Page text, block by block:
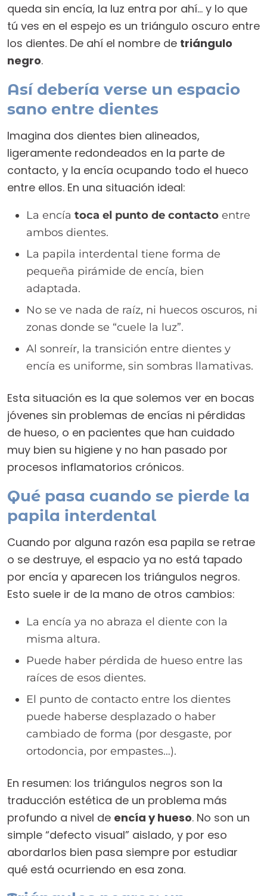
queda sin encía, la luz entra por ahí… y lo que
tú ves en el espejo es un triángulo oscuro entre
los dientes. De ahí el nombre de triángulo
negro.
Así debería verse un espacio
sano entre dientes
Imagina dos dientes bien alineados,
ligeramente redondeados en la parte de
contacto, y la encía ocupando todo el hueco
entre ellos. En una situación ideal:
La encía toca el punto de contacto entre
ambos dientes.
La papila interdental tiene forma de
pequeña pirámide de encía, bien
adaptada.
No se ve nada de raíz, ni huecos oscuros, ni
zonas donde se “cuele la luz”.
Al sonreír, la transición entre dientes y
encía es uniforme, sin sombras llamativas.
Esta situación es la que solemos ver en bocas
jóvenes sin problemas de encías ni pérdidas
de hueso, o en pacientes que han cuidado
muy bien su higiene y no han pasado por
procesos inflamatorios crónicos.
Qué pasa cuando se pierde la
papila interdental
Cuando por alguna razón esa papila se retrae
o se destruye, el espacio ya no está tapado
por encía y aparecen los triángulos negros.
Esto suele ir de la mano de otros cambios:
La encía ya no abraza el diente con la
misma altura.
Puede haber pérdida de hueso entre las
raíces de esos dientes.
El punto de contacto entre los dientes
puede haberse desplazado o haber
cambiado de forma (por desgaste, por
ortodoncia, por empastes…).
En resumen: los triángulos negros son la
traducción estética de un problema más
profundo a nivel de encía y hueso. No son un
simple “defecto visual” aislado, y por eso
abordarlos bien pasa siempre por estudiar
qué está ocurriendo en esa zona.